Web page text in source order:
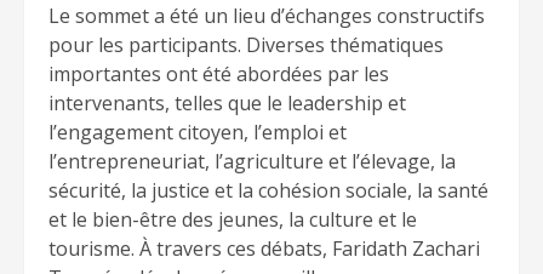
Le sommet a été un lieu d’échanges constructifs
pour les participants. Diverses thématiques
importantes ont été abordées par les
intervenants, telles que le leadership et
l’engagement citoyen, l’emploi et
l’entrepreneuriat, l’agriculture et l’élevage, la
sécurité, la justice et la cohésion sociale, la santé
et le bien-être des jeunes, la culture et le
tourisme. À travers ces débats, Faridath Zachari